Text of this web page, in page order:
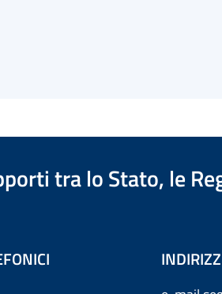
tra lo Stato, le